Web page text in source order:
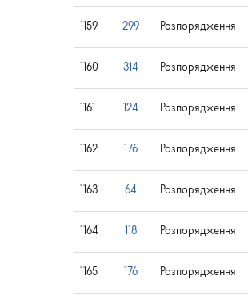
1159 299 Розпорядження
1160 314 Розпорядження
1161 124 Розпорядження
1162 176 Розпорядження
1163 64 Розпорядження
1164 118 Розпорядження
1165 176 Розпорядження